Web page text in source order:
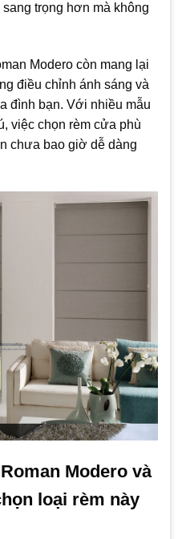
trọng hơn mà không
Modero còn mang lại
điều chỉnh ánh sáng và
đình bạn. Với nhiều mẫu
việc chọn rèm cửa phù
chưa bao giờ dễ dàng
Modero và
loại rèm này